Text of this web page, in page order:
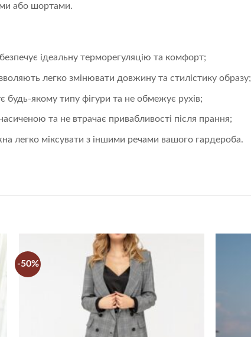
або шортами.
ідеальну терморегуляцію та комфорт;
легко змінювати довжину та стилістику образу;
будь-якому типу фігури та не обмежує рухів;
та не втрачає привабливості після прання;
легко міксувати з іншими речами вашого гардероба.
-50%